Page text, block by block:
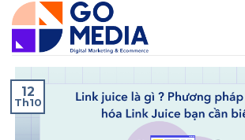
Skip
to
content
12
Th10